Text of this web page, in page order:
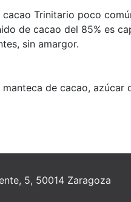
Trinitario poco
de cacao del 85% es
sin amargor.
de cacao, azúcar
5, 50014 Zaragoza